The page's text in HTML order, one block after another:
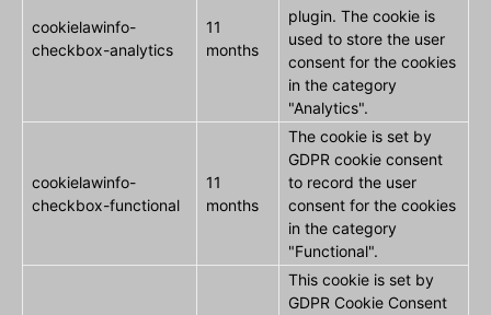
cookielawinfo-
checkbox-analytics
11
months
plugin. The cookie is
used to store the user
consent for the cookies
in the category
"Analytics".
cookielawinfo-
checkbox-functional
11
months
The cookie is set by
GDPR cookie consent
to record the user
consent for the cookies
in the category
"Functional".
This cookie is set by
GDPR Cookie Consent